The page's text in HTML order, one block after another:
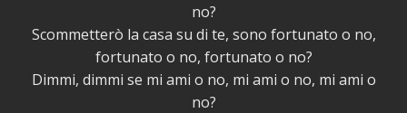
no?
Scommetterò la casa su di te, sono fortunato o no,
fortunato o no, fortunato o no?
Dimmi, dimmi se mi ami o no, mi ami o no, mi ami o
no?